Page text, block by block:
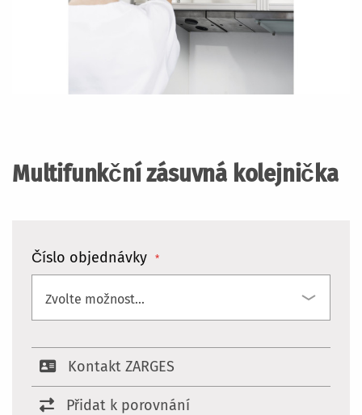
Multifunkční zásuvná kolejnička
Číslo objednávky
Kontakt ZARGES
Přidat k porovnání
galerie